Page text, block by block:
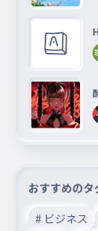
おすすめのタ
# ビジネス